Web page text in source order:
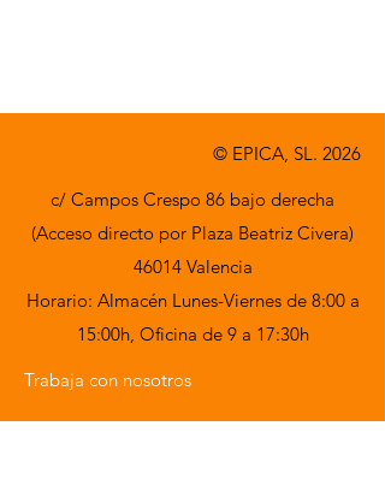
© EPICA, SL. 2026
c/ Campos Crespo 86 bajo derecha
(Acceso directo por Plaza Beatriz Civera)
46014 Valencia
Horario: Almacén Lunes-Viernes de 8:00 a
15:00h, Oficina de 9 a 17:30h
Trabaja con nosotros